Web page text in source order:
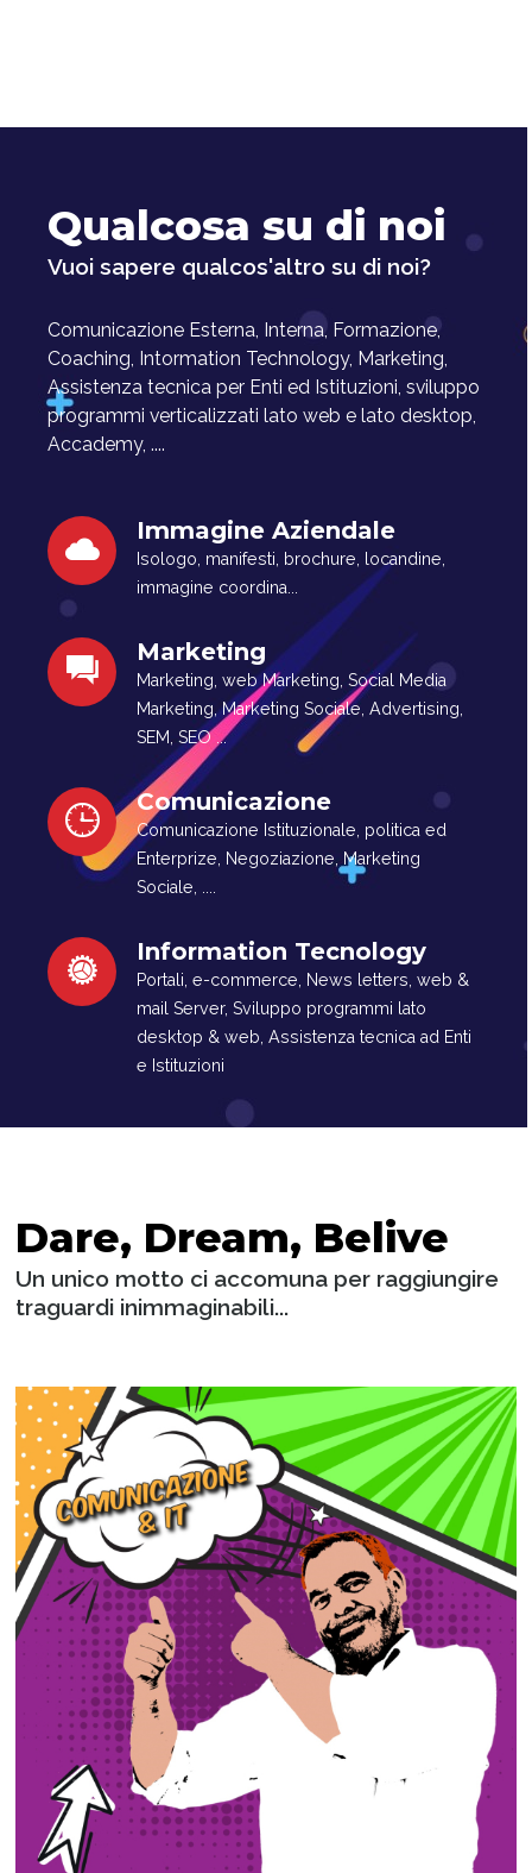
Qualcosa su di noi
Vuoi sapere qualcos'altro su di noi?
Comunicazione Esterna, Interna, Formazione,
Coaching, Intormation Technology, Marketing,
Assistenza tecnica per Enti ed Istituzioni, sviluppo
programmi verticalizzati lato web e lato desktop,
Accademy, ....
Immagine Aziendale
Isologo, manifesti, brochure, locandine,
immagine coordina...
Marketing
Marketing, web Marketing, Social Media
Marketing, Marketing Sociale, Advertising,
SEM, SEO ...
Comunicazione
Comunicazione Istituzionale, politica ed
Enterprize, Negoziazione, Marketing
Sociale, ....
Information Tecnology
Portali, e-commerce, News letters, web &
mail Server, Sviluppo programmi lato
desktop & web, Assistenza tecnica ad Enti
e Istituzioni
Dare, Dream, Belive
Un unico motto ci accomuna per raggiungire
traguardi inimmaginabili...